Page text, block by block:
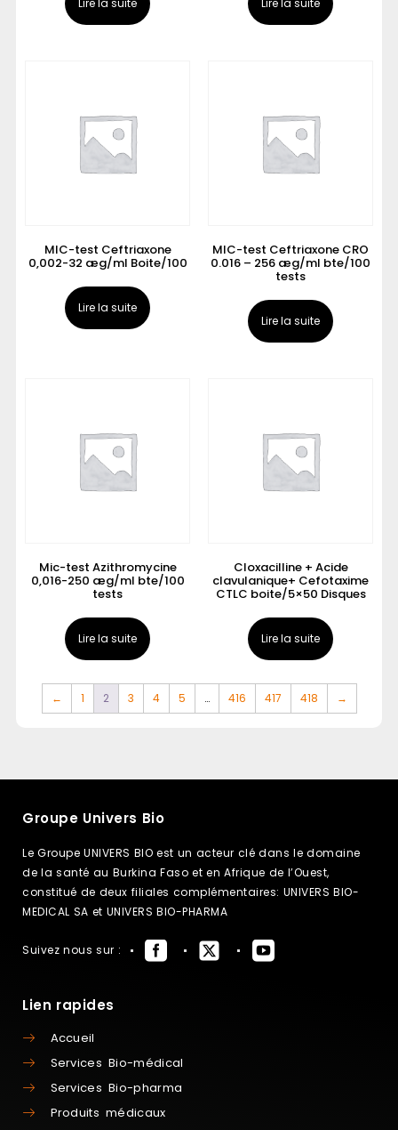
Lire la suite Lire la suite
MIC-test Ceftriaxone
0,002-32 æg/ml Boite/100
Lire la suite
MIC-test Ceftriaxone CRO
0.016 – 256 æg/ml bte/100
tests
Lire la suite
Mic-test Azithromycine
0,016-250 æg/ml bte/100
tests
Lire la suite
Cloxacilline + Acide
clavulanique+ Cefotaxime
CTLC boite/5×50 Disques
Lire la suite
← 1 2 3 4 5 … 416 417 418 →
Groupe Univers Bio
Le Groupe UNIVERS BIO est un acteur clé dans le domaine
de la santé au Burkina Faso et en Afrique de l’Ouest,
constitué de deux filiales complémentaires: UNIVERS BIO-
MEDICAL SA et UNIVERS BIO-PHARMA
Suivez nous sur :
Lien rapides
Accueil
Services Bio-médical
Services Bio-pharma
Produits médicaux